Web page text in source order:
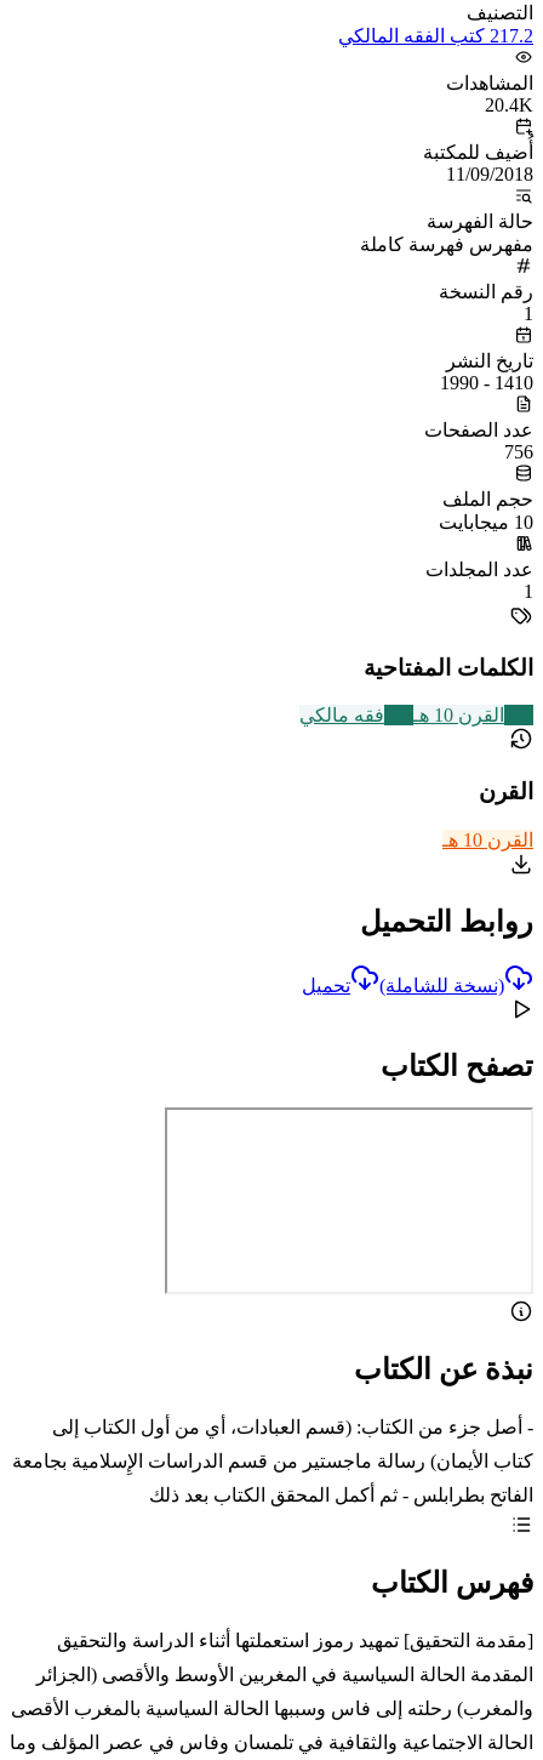
التصنيف
217.2 كتب الفقه المالكي
المشاهدات
20.4K
أُضيف للمكتبة
11/09/2018
حالة الفهرسة
مفهرس فهرسة كاملة
رقم النسخة
1
تاريخ النشر
1410 - 1990
عدد الصفحات
756
حجم الملف
10 ميجابايت
عدد المجلدات
1
الكلمات المفتاحية
القرن 10 هـ فقه مالكي
القرن
القرن 10 هـ
روابط التحميل
(نسخة للشاملة) تحميل
تصفح الكتاب
نبذة عن الكتاب
- أصل جزء من الكتاب: (قسم العبادات، أي من أول الكتاب إلى
كتاب الأيمان) رسالة ماجستير من قسم الدراسات الإِسلامية بجامعة
الفاتح بطرابلس - ثم أكمل المحقق الكتاب بعد ذلك
فهرس الكتاب
[مقدمة التحقيق] تمهيد رموز استعملتها أثناء الدراسة والتحقيق
المقدمة الحالة السياسية في المغربين الأوسط والأقصى (الجزائر
والمغرب) رحلته إلى فاس وسببها الحالة السياسية بالمغرب الأقصى
الحالة الاجتماعية والثقافية في تلمسان وفاس في عصر المؤلف وما